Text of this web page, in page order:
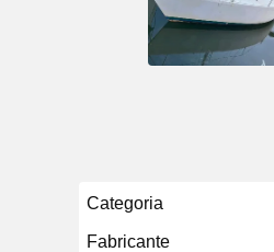
Categoria
Fabricante